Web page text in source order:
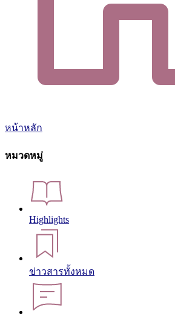
หน้าหลัก
หมวดหมู่
Highlights
ข่าวสารทั้งหมด